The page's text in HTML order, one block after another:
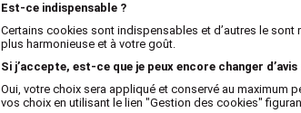
Est-ce indispensable ?
Certains cookies sont indispensables et d’autres le
plus harmonieuse et à votre goût.
Si j’accepte, est-ce que je peux encore changer d’avis
Oui, votre choix sera appliqué et conservé au maximum
vos choix en utilisant le lien "Gestion des cookies"